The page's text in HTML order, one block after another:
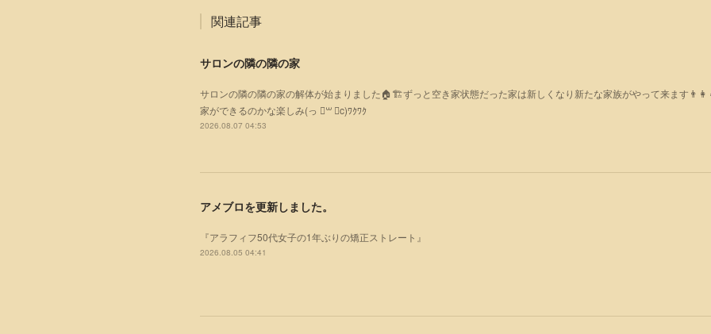
関連記事
サロンの隣の隣の家
サロンの隣の隣の家の解体が始まりました🏠🏗ずっと空き家状態だった家は新しくなり新たな家族がやって来ます
家ができるのかな楽しみ(っ ॑꒳ ॑c)ﾜｸﾜｸ
2026.08.07 04:53
アメブロを更新しました。
『アラフィフ50代女子の1年ぶりの矯正ストレート』
2026.08.05 04:41